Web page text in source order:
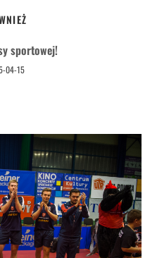
sportowej!
04-15